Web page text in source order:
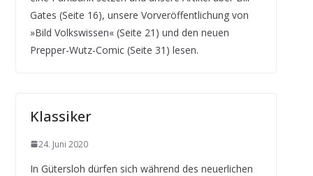
Gates (Seite 16), unsere Vorveröffentlichung von
»Bild Volkswissen« (Seite 21) und den neuen
Prepper-Wutz-Comic (Seite 31) lesen.
Klassiker
24. Juni 2020
In Gütersloh dürfen sich während des neuerlichen